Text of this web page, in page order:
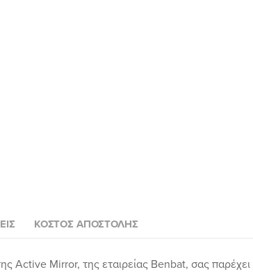
ΚΌΣΤΟΣ ΑΠΟΣΤΟΛΉΣ
Active Mirror, της εταιρείας Benbat, σας